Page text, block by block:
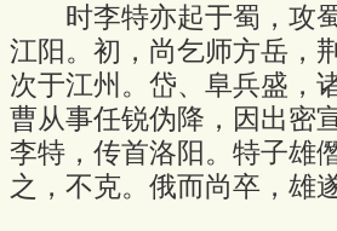
时李特亦起于蜀，攻蜀
江阳。初，尚乞师方岳，
次于江州。岱、阜兵盛，
曹从事任锐伪降，因出密
李特，传首洛阳。特子雄
之，不克。俄而尚卒，雄